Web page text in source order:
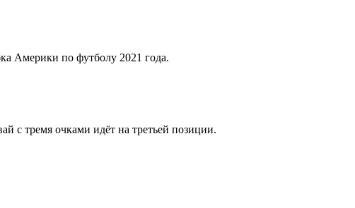
Америки по футболу 2021 года.
с тремя очками идёт на третьей позиции.